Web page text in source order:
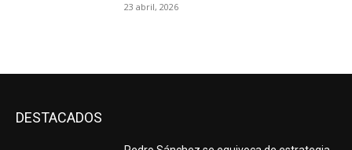
23 abril, 2026
DESTACADOS